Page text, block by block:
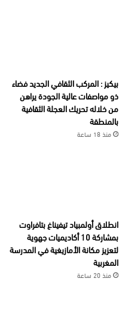
بيكيز : المركب الثقافي الجديد فضاء
ذو مواصفات عالية الجودة يراهن
من خلاله تحريك العجلة الثقافية
بالمنطقة
منذ 18 ساعة
انطلاق أولمبياد تيفيناغ بتافراوت
بمشاركة 10 أكاديميات جهوية
لتعزيز مكانة الأمازيغية في المدرسة
المغربية
منذ 20 ساعة